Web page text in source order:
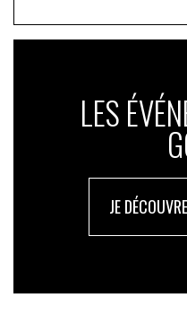
LES
JE